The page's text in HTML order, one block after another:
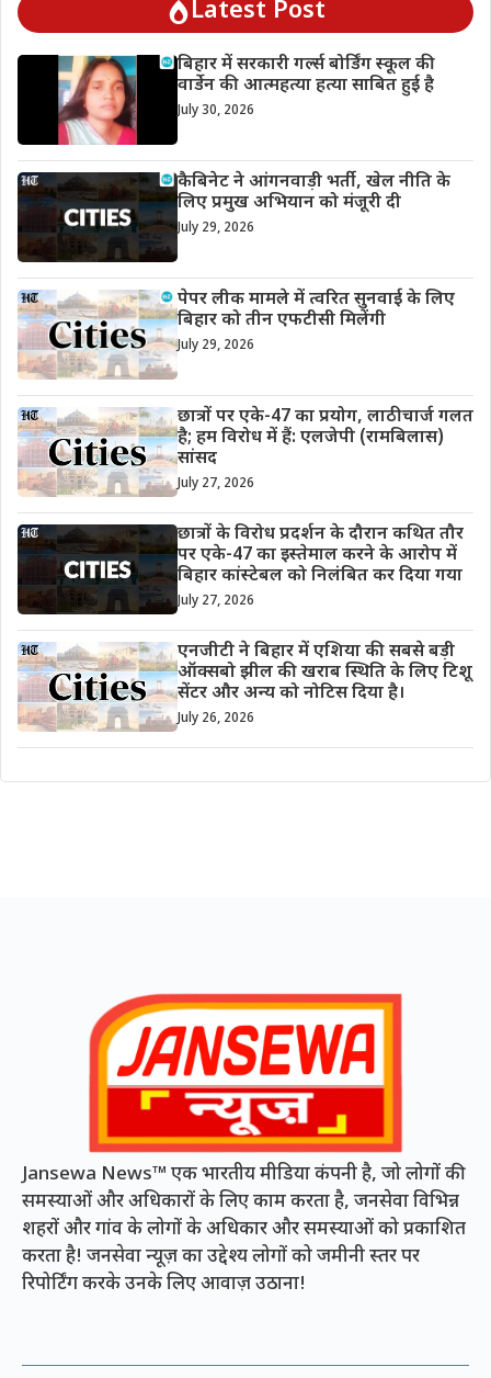
Latest Post
बिहार में सरकारी गर्ल्स बोर्डिंग स्कूल की
वार्डेन की आत्महत्या हत्या साबित हुई है
July 30, 2026
कैबिनेट ने आंगनवाड़ी भर्ती, खेल नीति के
लिए प्रमुख अभियान को मंजूरी दी
July 29, 2026
पेपर लीक मामले में त्वरित सुनवाई के लिए
बिहार को तीन एफटीसी मिलेंगी
July 29, 2026
छात्रों पर एके-47 का प्रयोग, लाठीचार्ज गलत
है; हम विरोध में हैं: एलजेपी (रामबिलास)
सांसद
July 27, 2026
छात्रों के विरोध प्रदर्शन के दौरान कथित तौर
पर एके-47 का इस्तेमाल करने के आरोप में
बिहार कांस्टेबल को निलंबित कर दिया गया
July 27, 2026
एनजीटी ने बिहार में एशिया की सबसे बड़ी
ऑक्सबो झील की खराब स्थिति के लिए टिशू
सेंटर और अन्य को नोटिस दिया है।
July 26, 2026
Jansewa News™ एक भारतीय मीडिया कंपनी है, जो लोगों की
समस्याओं और अधिकारों के लिए काम करता है, जनसेवा विभिन्न
शहरों और गांव के लोगों के अधिकार और समस्याओं को प्रकाशित
करता है! जनसेवा न्यूज़ का उद्देश्य लोगों को जमीनी स्तर पर
रिपोर्टिंग करके उनके लिए आवाज़ उठाना!